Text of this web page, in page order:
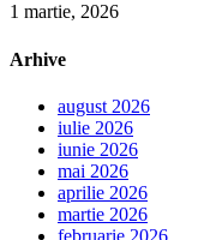
1 martie, 2026
Arhive
august 2026
iulie 2026
iunie 2026
mai 2026
aprilie 2026
martie 2026
februarie 2026